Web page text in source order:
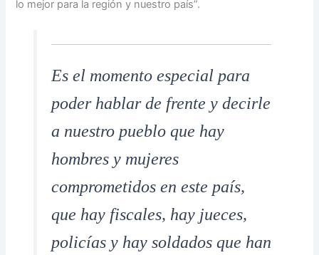
lo mejor para la región y nuestro país”.
Es el momento especial para
poder hablar de frente y decirle
a nuestro pueblo que hay
hombres y mujeres
comprometidos en este país,
que hay fiscales, hay jueces,
policías y hay soldados que han